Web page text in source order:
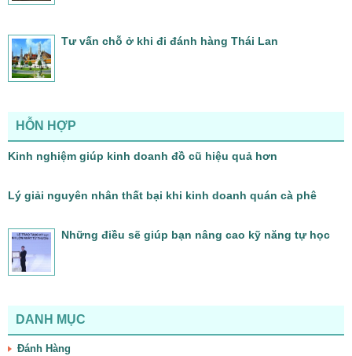
Tư vấn chỗ ở khi đi đánh hàng Thái Lan
HỖN HỢP
Kinh nghiệm giúp kinh doanh đồ cũ hiệu quả hơn
Lý giải nguyên nhân thất bại khi kinh doanh quán cà phê
Những điều sẽ giúp bạn nâng cao kỹ năng tự học
DANH MỤC
Đánh Hàng